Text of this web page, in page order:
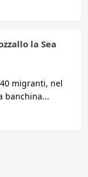
la Sea
migranti, nel
banchina...